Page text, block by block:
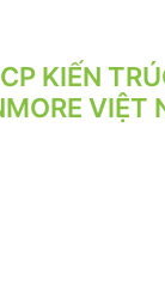
KIẾN
VIỆT